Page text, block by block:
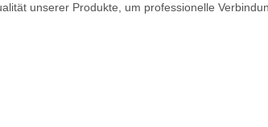
unserer Produkte, um professionelle